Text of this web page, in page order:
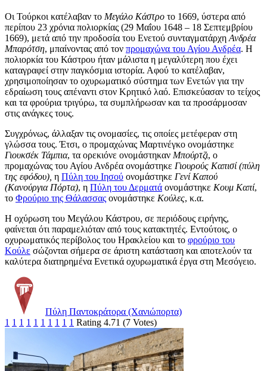
Οι Τούρκοι κατέλαβαν το Μεγάλο Κάστρο το 1669, ύστερα από
περίπου 23 χρόνια πολιορκίας (29 Μαΐου 1648 – 18 Σεπτεμβρίου
1669), μετά από την προδοσία του Ενετού συνταγματάρχη Ανδρέα
Μπαρότση, μπαίνοντας από τον προμαχώνα του Αγίου Ανδρέα. Η
πολιορκία του Κάστρου ήταν μάλιστα η μεγαλύτερη που έχει
καταγραφεί στην παγκόσμια ιστορία. Αφού το κατέλαβαν,
χρησιμοποίησαν το οχυρωματικό σύστημα των Ενετών για την
εδραίωση τους απέναντι στον Κρητικό λαό. Επισκεύασαν το τείχος
και τα φρούρια τριγύρω, τα συμπλήρωσαν και τα προσάρμοσαν
στις ανάγκες τους.
Συγχρόνως, άλλαξαν τις ονομασίες, τις οποίες μετέφεραν στη
γλώσσα τους. Έτσι, ο προμαχώνας Μαρτινέγκο ονομάστηκε
Γιουκσέκ Τάμπια, τα ορεκιόνε ονομάστηκαν Μπούρτζι, ο
προμαχώνας του Αγίου Ανδρέα ονομάστηκε Γιουρούς Καπισί (πύλη
της εφόδου), η Πύλη του Ιησού ονομάστηκε Γενί Καπού
(Κανούργια Πόρτα), η Πύλη του Δερματά ονομάστηκε Κουμ Καπί,
το Φρούριο της Θάλασσας ονομάστηκε Κούλες, κ.α.
Η οχύρωση του Μεγάλου Κάστρου, σε περιόδους ειρήνης,
φαίνεται ότι παραμελιόταν από τους κατακτητές. Εντούτοις, ο
οχυρωματικός περίβολος του Ηρακλείου και το φρούριο του
Κούλε σώζονται σήμερα σε άριστη κατάσταση και αποτελούν τα
καλύτερα διατηρημένα Ενετικά οχυρωματικά έργα στη Μεσόγειο.
Πύλη Παντοκράτορα (Χανιώπορτα)
1 1 1 1 1 1 1 1 1 1 Rating 4.71 (7 Votes)